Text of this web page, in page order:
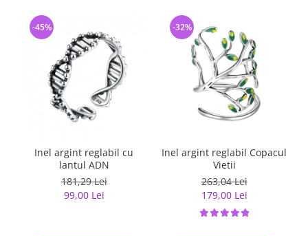
Inel argint reglabil cu
lantul ADN
181,29 Lei
99,00 Lei
-45%
Inel argint reglabil Copacul
Vietii
263,04 Lei
179,00 Lei
-32%